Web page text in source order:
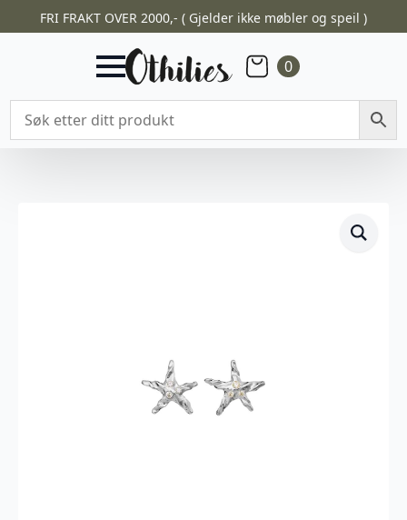
FRI FRAKT OVER 2000,- ( Gjelder ikke møbler og speil )
0